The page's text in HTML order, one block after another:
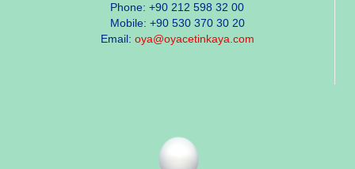
Phone: +90 212 598 32 00
Mobile: +90 530 370 30 20
Email: oya@oyacetinkaya.com